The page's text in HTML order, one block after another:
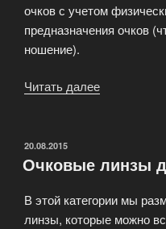
очков с учетом
предназначения очков
ношение).
Читать далее
ОПУБЛИКОВАНО
20.08.2015
Очковые линзы
В этой категории мы
линзы, которые можно